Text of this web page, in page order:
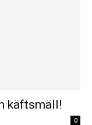
käftsmäll!
0